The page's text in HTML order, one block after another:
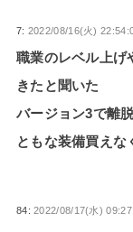
7: 2022/08/16(火)
職業のレベル上げ
きたと聞いた
バージョン3で離
ともな装備買えな
84:2022/08/17(水)